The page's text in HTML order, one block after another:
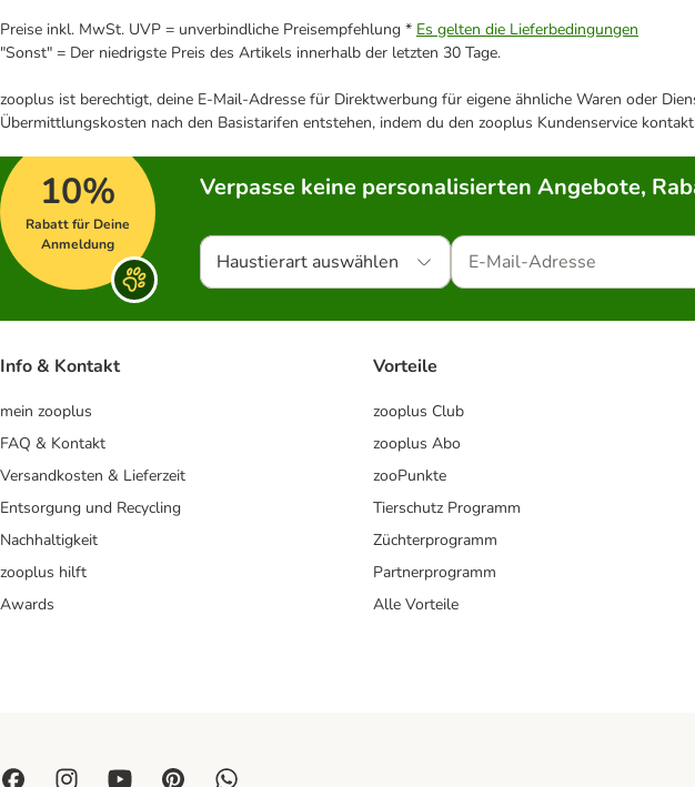
Preise inkl. MwSt. UVP = unverbindliche Preisempfehlung * Es gelten die Lieferbedingungen
"Sonst" = Der niedrigste Preis des Artikels innerhalb der letzten 30 Tage.
zooplus ist berechtigt, deine E-Mail-Adresse für Direktwerbung für eigene ähnliche Waren oder
Übermittlungskosten nach den Basistarifen entstehen, indem du den zooplus Kundenservice
10%
Rabatt für Deine
Anmeldung
Verpasse keine personalisierten Angebote,
Haustierart auswählen
Info & Kontakt
mein zooplus
FAQ & Kontakt
Versandkosten & Lieferzeit
Entsorgung und Recycling
Nachhaltigkeit
zooplus hilft
Awards
Vorteile
zooplus Club
zooplus Abo
zooPunkte
Tierschutz Programm
Züchterprogramm
Partnerprogramm
Alle Vorteile